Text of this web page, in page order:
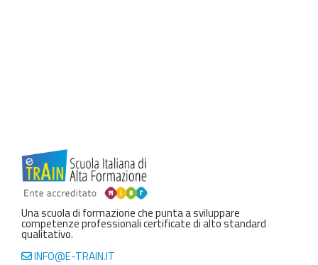
Una scuola di formazione che punta a sviluppare
competenze professionali certificate di alto standard
qualitativo.
INFO@E-TRAIN.IT